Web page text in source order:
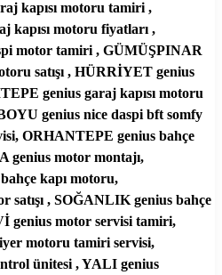
kapısı motoru tamiri ,
motoru fiyatları ,
motor tamiri , GÜMÜŞPINAR
satışı , HÜRRİYET genius
genius garaj kapısı motoru
genius nice daspi bft somfy
ORHANTEPE genius bahçe
genius motor montajı,
kapı motoru,
, SOĞANLIK genius bahçe
genius motor servisi tamiri,
motoru tamiri servisi,
ünitesi , YALI genius